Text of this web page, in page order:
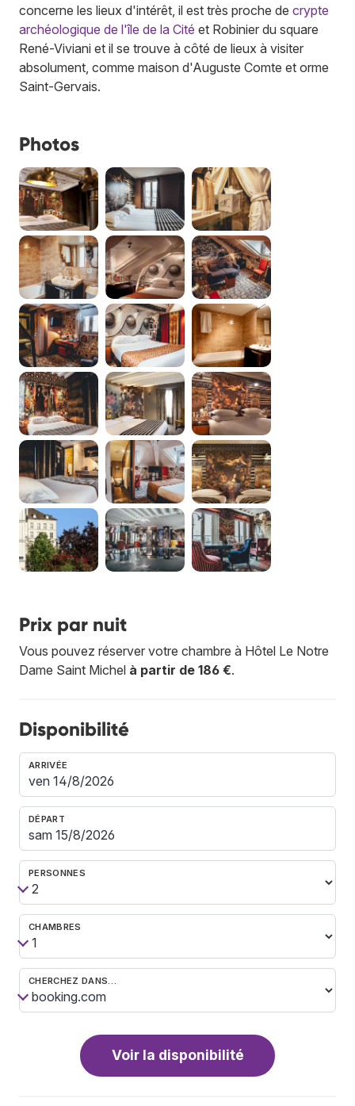
concerne les lieux d'intérêt, il est très proche de crypte
archéologique de l'île de la Cité et Robinier du square
René-Viviani et il se trouve à côté de lieux à visiter
absolument, comme maison d'Auguste Comte et orme
Saint-Gervais.
Photos
Prix par nuit
Vous pouvez réserver votre chambre à Hôtel Le Notre
Dame Saint Michel à partir de 186 €.
Disponibilité
ARRIVÉE
DÉPART
PERSONNES
CHAMBRES
CHERCHEZ DANS…
Voir la disponibilité